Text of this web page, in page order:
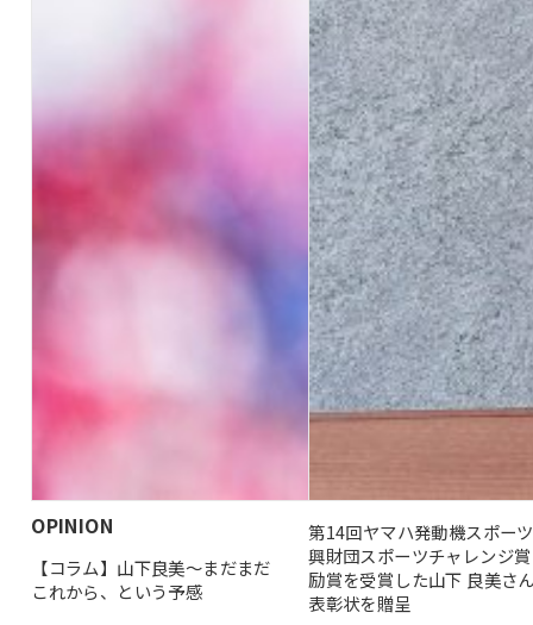
OPINION
【コラム】山下良美〜まだまだ
これから、という予感
第14回ヤマハ発動機スポー
興財団スポーツチャレンジ
励賞を受賞した山下 良美さ
表彰状を贈呈